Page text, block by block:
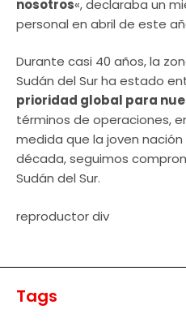
nosotros«, declaraba un
personal en abril de este
Durante casi 40 años, la
Sudán del Sur ha estado
prioridad global para
términos de operaciones,
medida que la joven
década, seguimos
Sudán del Sur.
reproductor div
Tags